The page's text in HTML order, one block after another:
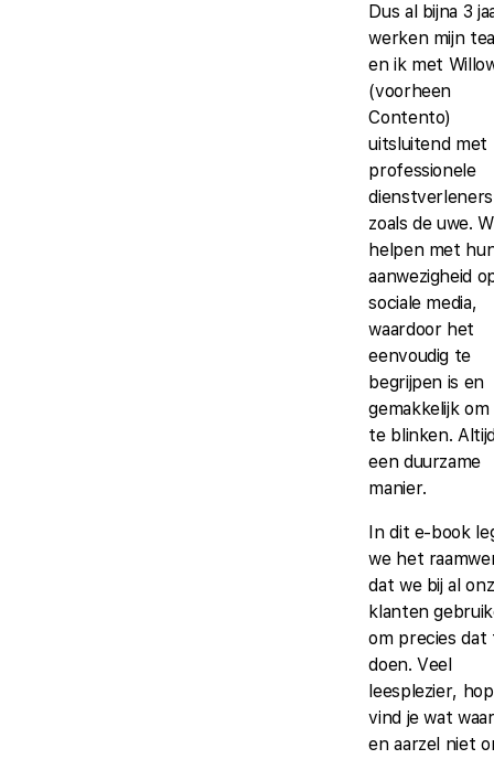
Dus al bijna 3
werken mijn
en ik met
(voorheen
Contento)
uitsluitend met
professionele
dienstverleners
zoals de uwe.
helpen met
aanwezigheid
sociale media,
waardoor het
eenvoudig te
begrijpen is en
gemakkelijk
te blinken.
een duurzame
manier.
In dit e-book
we het
dat we bij al
klanten
om precies dat
doen. Veel
leesplezier,
vind je wat
en aarzel niet